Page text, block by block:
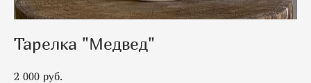
Тарелка "Медвед"
2 000 pуб.